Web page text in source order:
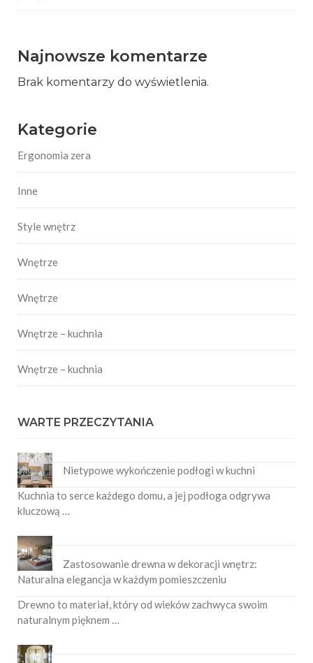
Najnowsze komentarze
Brak komentarzy do wyświetlenia.
Kategorie
Ergonomia zera
Inne
Style wnętrz
Wnętrze
Wnętrze
Wnętrze – kuchnia
Wnętrze – kuchnia
WARTE PRZECZYTANIA
Nietypowe wykończenie podłogi w kuchni
Kuchnia to serce każdego domu, a jej podłoga odgrywa
kluczową …
Zastosowanie drewna w dekoracji wnętrz:
Naturalna elegancja w każdym pomieszczeniu
Drewno to materiał, który od wieków zachwyca swoim
naturalnym pięknem …